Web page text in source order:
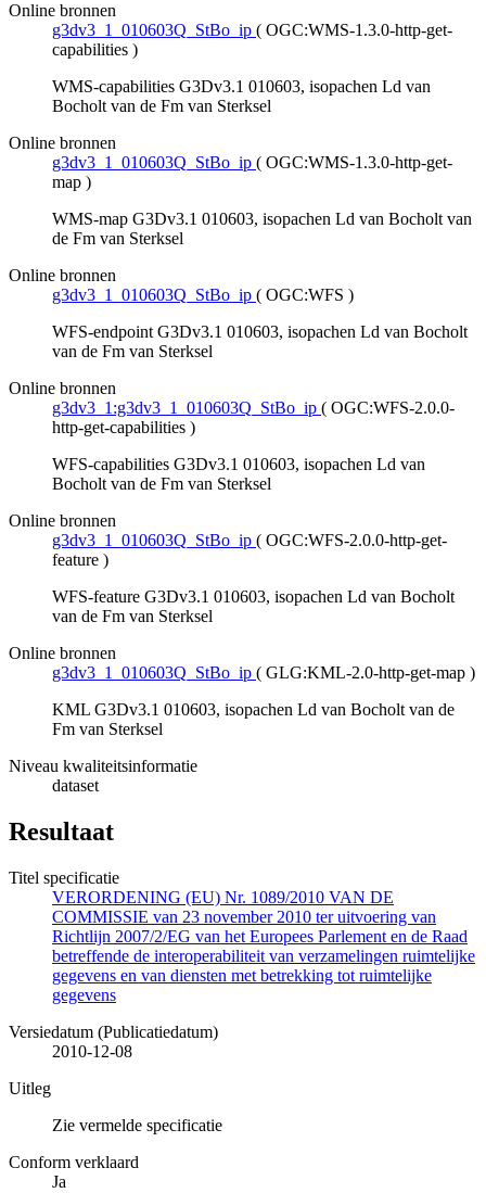
Online bronnen
g3dv3_1_010603Q_StBo_ip ( OGC:WMS-1.3.0-http-get-
capabilities )
WMS-capabilities G3Dv3.1 010603, isopachen Ld van
Bocholt van de Fm van Sterksel
Online bronnen
g3dv3_1_010603Q_StBo_ip ( OGC:WMS-1.3.0-http-get-
map )
WMS-map G3Dv3.1 010603, isopachen Ld van Bocholt van
de Fm van Sterksel
Online bronnen
g3dv3_1_010603Q_StBo_ip ( OGC:WFS )
WFS-endpoint G3Dv3.1 010603, isopachen Ld van Bocholt
van de Fm van Sterksel
Online bronnen
g3dv3_1:g3dv3_1_010603Q_StBo_ip ( OGC:WFS-2.0.0-
http-get-capabilities )
WFS-capabilities G3Dv3.1 010603, isopachen Ld van
Bocholt van de Fm van Sterksel
Online bronnen
g3dv3_1_010603Q_StBo_ip ( OGC:WFS-2.0.0-http-get-
feature )
WFS-feature G3Dv3.1 010603, isopachen Ld van Bocholt
van de Fm van Sterksel
Online bronnen
g3dv3_1_010603Q_StBo_ip ( GLG:KML-2.0-http-get-map )
KML G3Dv3.1 010603, isopachen Ld van Bocholt van de
Fm van Sterksel
Niveau kwaliteitsinformatie
dataset
Resultaat
Titel specificatie
VERORDENING (EU) Nr. 1089/2010 VAN DE
COMMISSIE van 23 november 2010 ter uitvoering van
Richtlijn 2007/2/EG van het Europees Parlement en de Raad
betreffende de interoperabiliteit van verzamelingen ruimtelijke
gegevens en van diensten met betrekking tot ruimtelijke
gegevens
Versiedatum (Publicatiedatum)
2010-12-08
Uitleg
Zie vermelde specificatie
Conform verklaard
Ja